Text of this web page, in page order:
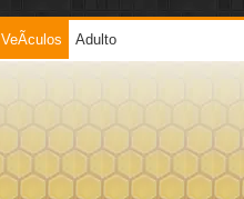
VeÃ­culos Adulto